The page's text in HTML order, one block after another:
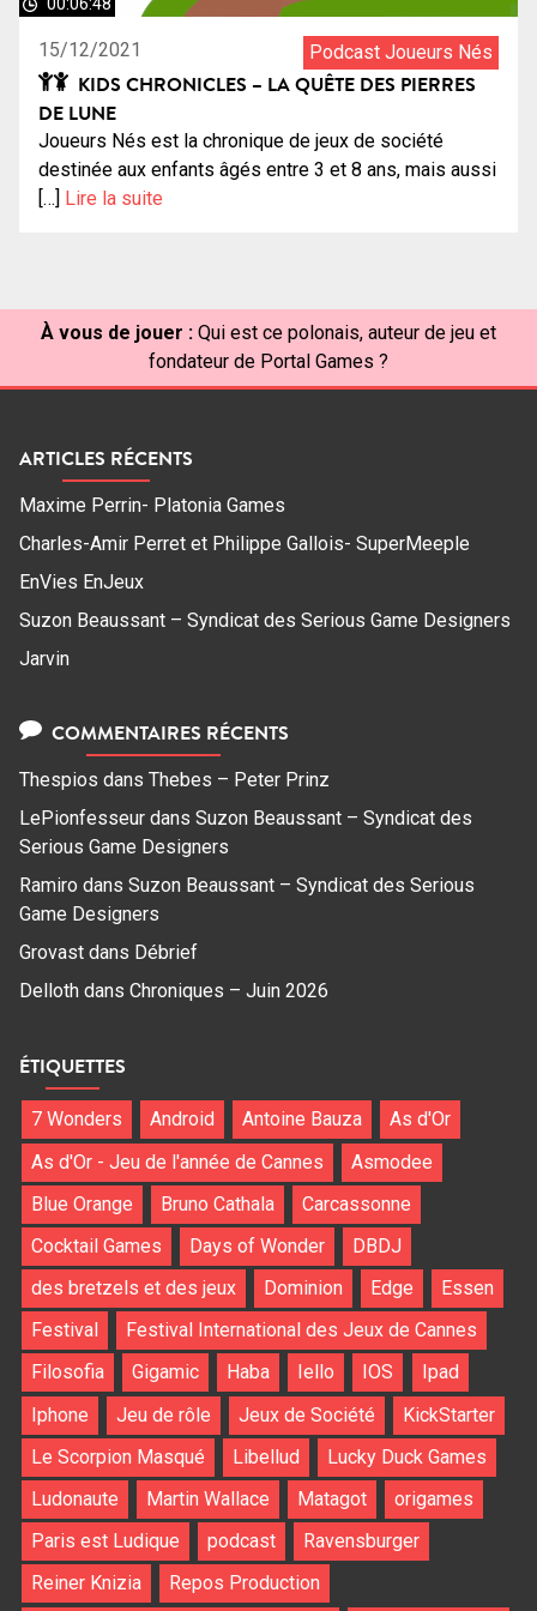
00:06:48
15/12/2021 Podcast Joueurs Nés
KIDS CHRONICLES – LA QUÊTE DES PIERRES
DE LUNE
Joueurs Nés est la chronique de jeux de société
destinée aux enfants âgés entre 3 et 8 ans, mais aussi
[…] Lire la suite
À vous de jouer : Qui est ce polonais, auteur de jeu et
fondateur de Portal Games ?
ARTICLES RÉCENTS
Maxime Perrin- Platonia Games
Charles-Amir Perret et Philippe Gallois- SuperMeeple
EnVies EnJeux
Suzon Beaussant – Syndicat des Serious Game Designers
Jarvin
COMMENTAIRES RÉCENTS
Thespios dans Thebes – Peter Prinz
LePionfesseur dans Suzon Beaussant – Syndicat des
Serious Game Designers
Ramiro dans Suzon Beaussant – Syndicat des Serious
Game Designers
Grovast dans Débrief
Delloth dans Chroniques – Juin 2026
ÉTIQUETTES
7 Wonders Android Antoine Bauza
As d'Or
As d'Or - Jeu de l'année de Cannes
Asmodee
Blue Orange
Bruno Cathala
Carcassonne
Cocktail Games
Days of Wonder
DBDJ
des bretzels et des jeux
Dominion Edge
Essen
Festival
Festival International des Jeux de Cannes
Filosofia
Gigamic Haba Iello IOS
Ipad
Iphone
Jeu de rôle Jeux de Société
KickStarter
Le Scorpion Masqué
Libellud
Lucky Duck Games
Ludonaute
Martin Wallace Matagot
origames
Paris est Ludique
podcast
Ravensburger
Reiner Knizia
Repos Production